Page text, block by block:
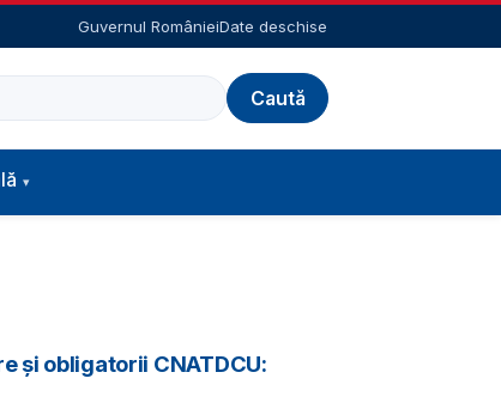
Guvernul RomânieiDate deschise
și obligatorii CNATDCU: